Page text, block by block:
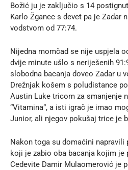
Božić ju je zaključio s 14
Karlo Žganec s devet pa je Zadar
vodstvom od 77:74.
Nijedna momčad se nije uspjela
dvije minute ušlo s neriješenih
slobodna bacanja doveo Zadar u
Drežnjak košem s poludistance
Austin Luke tricom za smanjenje
“Vitamina”, a isti igrač je imao
Junior, ali njegov pokušaj trice je
Nakon toga su domaćini napravili
koji je zabio oba bacanja kojim je
Cedevite Damir Mulaomerović je